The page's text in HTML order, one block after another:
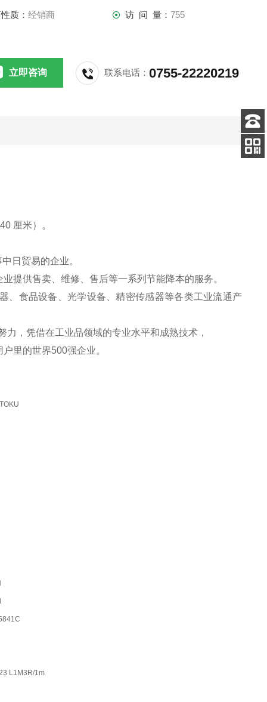
质：经销商 访 问 量： 755
立即咨询 联系电话：0755-22220219
厘米）。
日贸易的企业。
提供售卖、维修、售后等一系列节能降本的服务。
、食品设备、光学设备、精密传感器等各类工业流通产
，凭借在工业品领域的专业水平和成熟技术，
里的世界500强企业。
L1M3R/1m
客服
电话